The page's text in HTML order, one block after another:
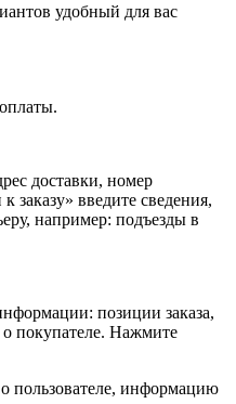
удобный для вас
доставки, номер
заказу» введите сведения,
например: подъезды в
позиции заказа,
покупателе. Нажмите
пользователе, информацию